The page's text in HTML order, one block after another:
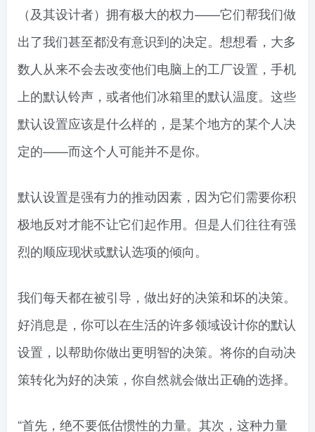
（及其设计者）拥有极大的权力——它们帮我们做
出了我们甚至都没有意识到的决定。想想看，大多
数人从来不会去改变他们电脑上的工厂设置，手机
上的默认铃声，或者他们冰箱里的默认温度。这些
默认设置应该是什么样的，是某个地方的某个人决
定的——而这个人可能并不是你。
默认设置是强有力的推动因素，因为它们需要你积
极地反对才能不让它们起作用。但是人们往往有强
烈的顺应现状或默认选项的倾向。
我们每天都在被引导，做出好的决策和坏的决策。
好消息是，你可以在生活的许多领域设计你的默认
设置，以帮助你做出更明智的决策。将你的自动决
策转化为好的决策，你自然就会做出正确的选择。
“首先，绝不要低估惯性的力量。其次，这种力量